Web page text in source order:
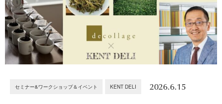
セミナー&ワークショップ＆イベント KENT DELI 2026.6.15